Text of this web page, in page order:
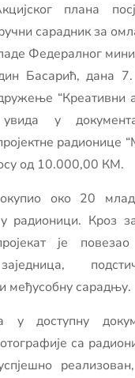
плана
сарадник за
Федералног
Басарић, дана
“Креативни
у
радионице
од 10.000,00 КМ.
окупио око 20
у радионици. Кроз
је
међусобну сарадњу.
у доступну
са